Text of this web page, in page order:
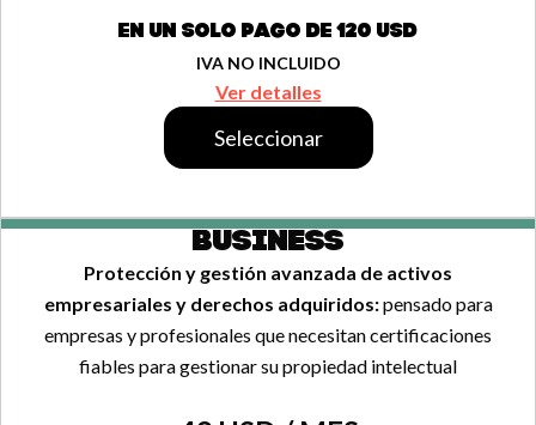
EN UN SOLO PAGO DE 120 USD
IVA NO INCLUIDO
Ver detalles
Seleccionar
BUSINESS
Protección y gestión avanzada de activos
empresariales y derechos adquiridos:pensado para
empresas y profesionales que necesitan certificaciones
fiables para gestionar su propiedad intelectual